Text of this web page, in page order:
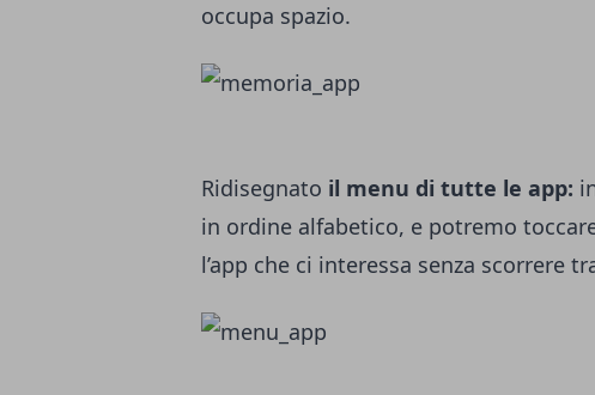
occupa spazio.
Ridisegnato il menu di tutte le app:
in ordine alfabetico, e potremo
l’app che ci interessa senza scorrere